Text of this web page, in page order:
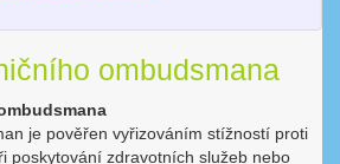
ombudsmana
je pověřen vyřizováním stížností proti
poskytování zdravotních služeb nebo